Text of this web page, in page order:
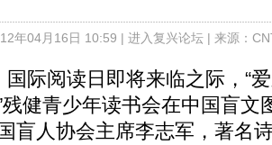
年04月16日 10:59 | 进入复兴论坛| 来源：
际阅读日即将来临之际，“
健青少年读书会在中国盲文
盲人协会主席李志军，著名